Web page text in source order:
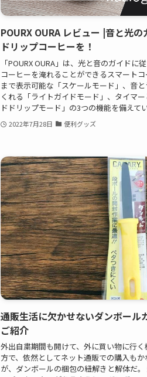
POURX OURA レビュー |音と光
ドリップコーヒーを！
「POURX OURA」は、光と音のガイドに
コーヒーを淹れることができるスマート
まで表示可能な「スケールモード」、音
くれる「ライトガイドモード」、タイマ
ドドリップモード」の3つの機能を備えてい
2022年7月28日 便利グッズ
通販生活に欠かせないダンボール
ご紹介
外出自粛期間も開けて、外に買い物に行
方で、依然としてネット通販での購入も
が、ダンボールの梱包の紐解きと解体だ